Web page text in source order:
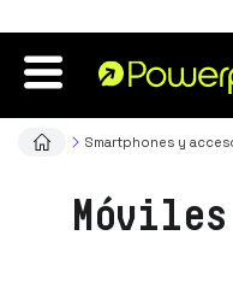
Smartphones y